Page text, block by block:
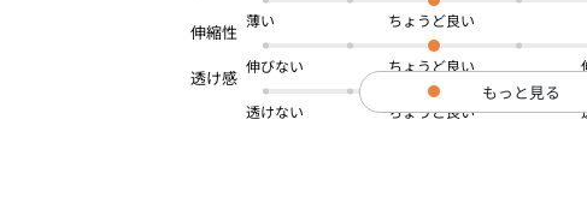
薄い
伸びない
透けない
もっと見る